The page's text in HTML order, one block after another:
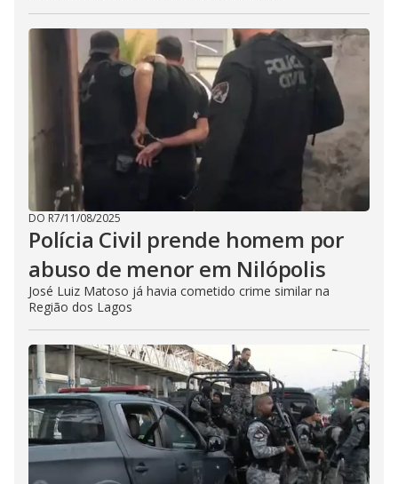
DO R7/11/08/2025
Polícia Civil prende homem por
abuso de menor em Nilópolis
José Luiz Matoso já havia cometido crime similar na
Região dos Lagos